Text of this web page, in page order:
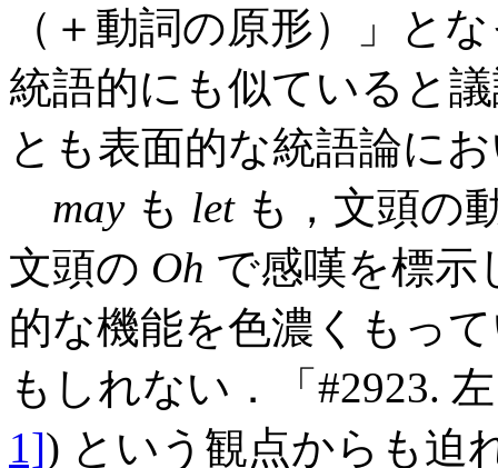
（＋動詞の原形）」と
統語的にも似ていると
とも表面的な統語論に
mayも letも，文頭の
文頭の Oh で感嘆を標示
的な機能を色濃くもっ
もしれない．「#2923.
1]) という観点からも迫